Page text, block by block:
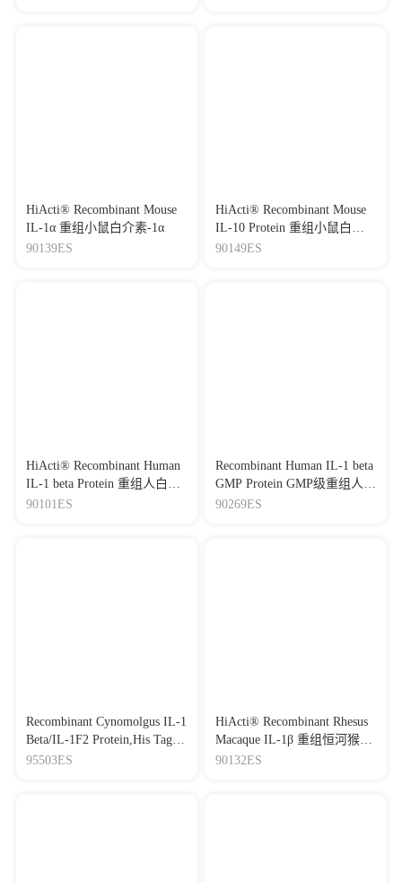
HiActi® Recombinant Mouse
IL-1α 重组小鼠白介素-1α
90139ES
HiActi® Recombinant Mouse
IL-10 Protein 重组小鼠白介
素-10
90149ES
HiActi® Recombinant Human
IL-1 beta Protein 重组人白介
素-1β
90101ES
Recombinant Human IL-1 beta
GMP Protein GMP级重组人白
细胞介素-1β
90269ES
Recombinant Cynomolgus IL-1
Beta/IL-1F2 Protein,His Tag
重组食蟹猴白介素-1β
95503ES
HiActi® Recombinant Rhesus
Macaque IL-1β 重组恒河猴白
介素-1β
90132ES